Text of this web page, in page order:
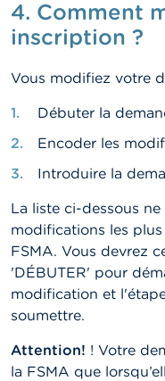
4. Comment
inscription ?
Vous modifiez votre
Débuter la
Encoder les
Introduire la
La liste ci-dessous
modifications les
FSMA. Vous devrez
'DÉBUTER' pour
modification et
soumettre.
Attention! ! Votre
la FSMA que